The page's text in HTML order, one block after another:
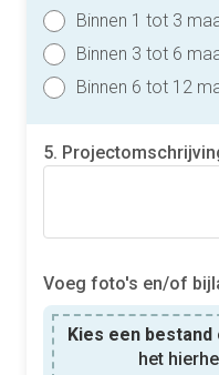
Binnen 1 tot 3
Binnen 3 tot 6
Binnen 6 tot 12
5.
Voeg foto's en/of
Kies een bestand
het